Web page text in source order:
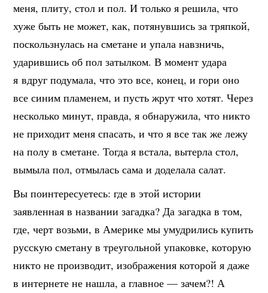
меня, плиту, стол и пол. И только я решила, что
хуже быть не может, как, потянувшись за тряпкой,
поскользнулась на сметане и упала навзничь,
ударившись об пол затылком. В момент удара
явдруг подумала, что это все, конец, и гори оно
все синим пламенем, и пусть жрут что хотят. Через
несколько минут, правда, я обнаружила, что никто
не приходит меня спасать, и что я все так же лежу
на полу в сметане. Тогда я встала, вытерла стол,
вымыла пол, отмылась сама и доделала салат.
Вы поинтересуетесь: где в этой истории
заявленная в названии загадка? Да загадка в том,
где, черт возьми, в Америке мы умудрились купить
русскую сметану в треугольной упаковке, которую
никто не производит, изображения которой я даже
в интернете не нашла, а главное — зачем?! А